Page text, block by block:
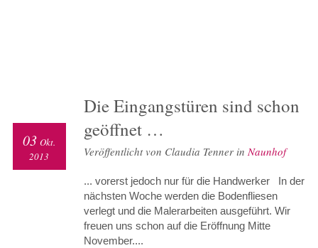
Die Eingangstüren sind schon
geöffnet …
03 Okt.
2013
Veröffentlicht von Claudia Tenner in Naunhof
... vorerst jedoch nur für die Handwerker In der
nächsten Woche werden die Bodenfliesen
verlegt und die Malerarbeiten ausgeführt. Wir
freuen uns schon auf die Eröffnung Mitte
November....